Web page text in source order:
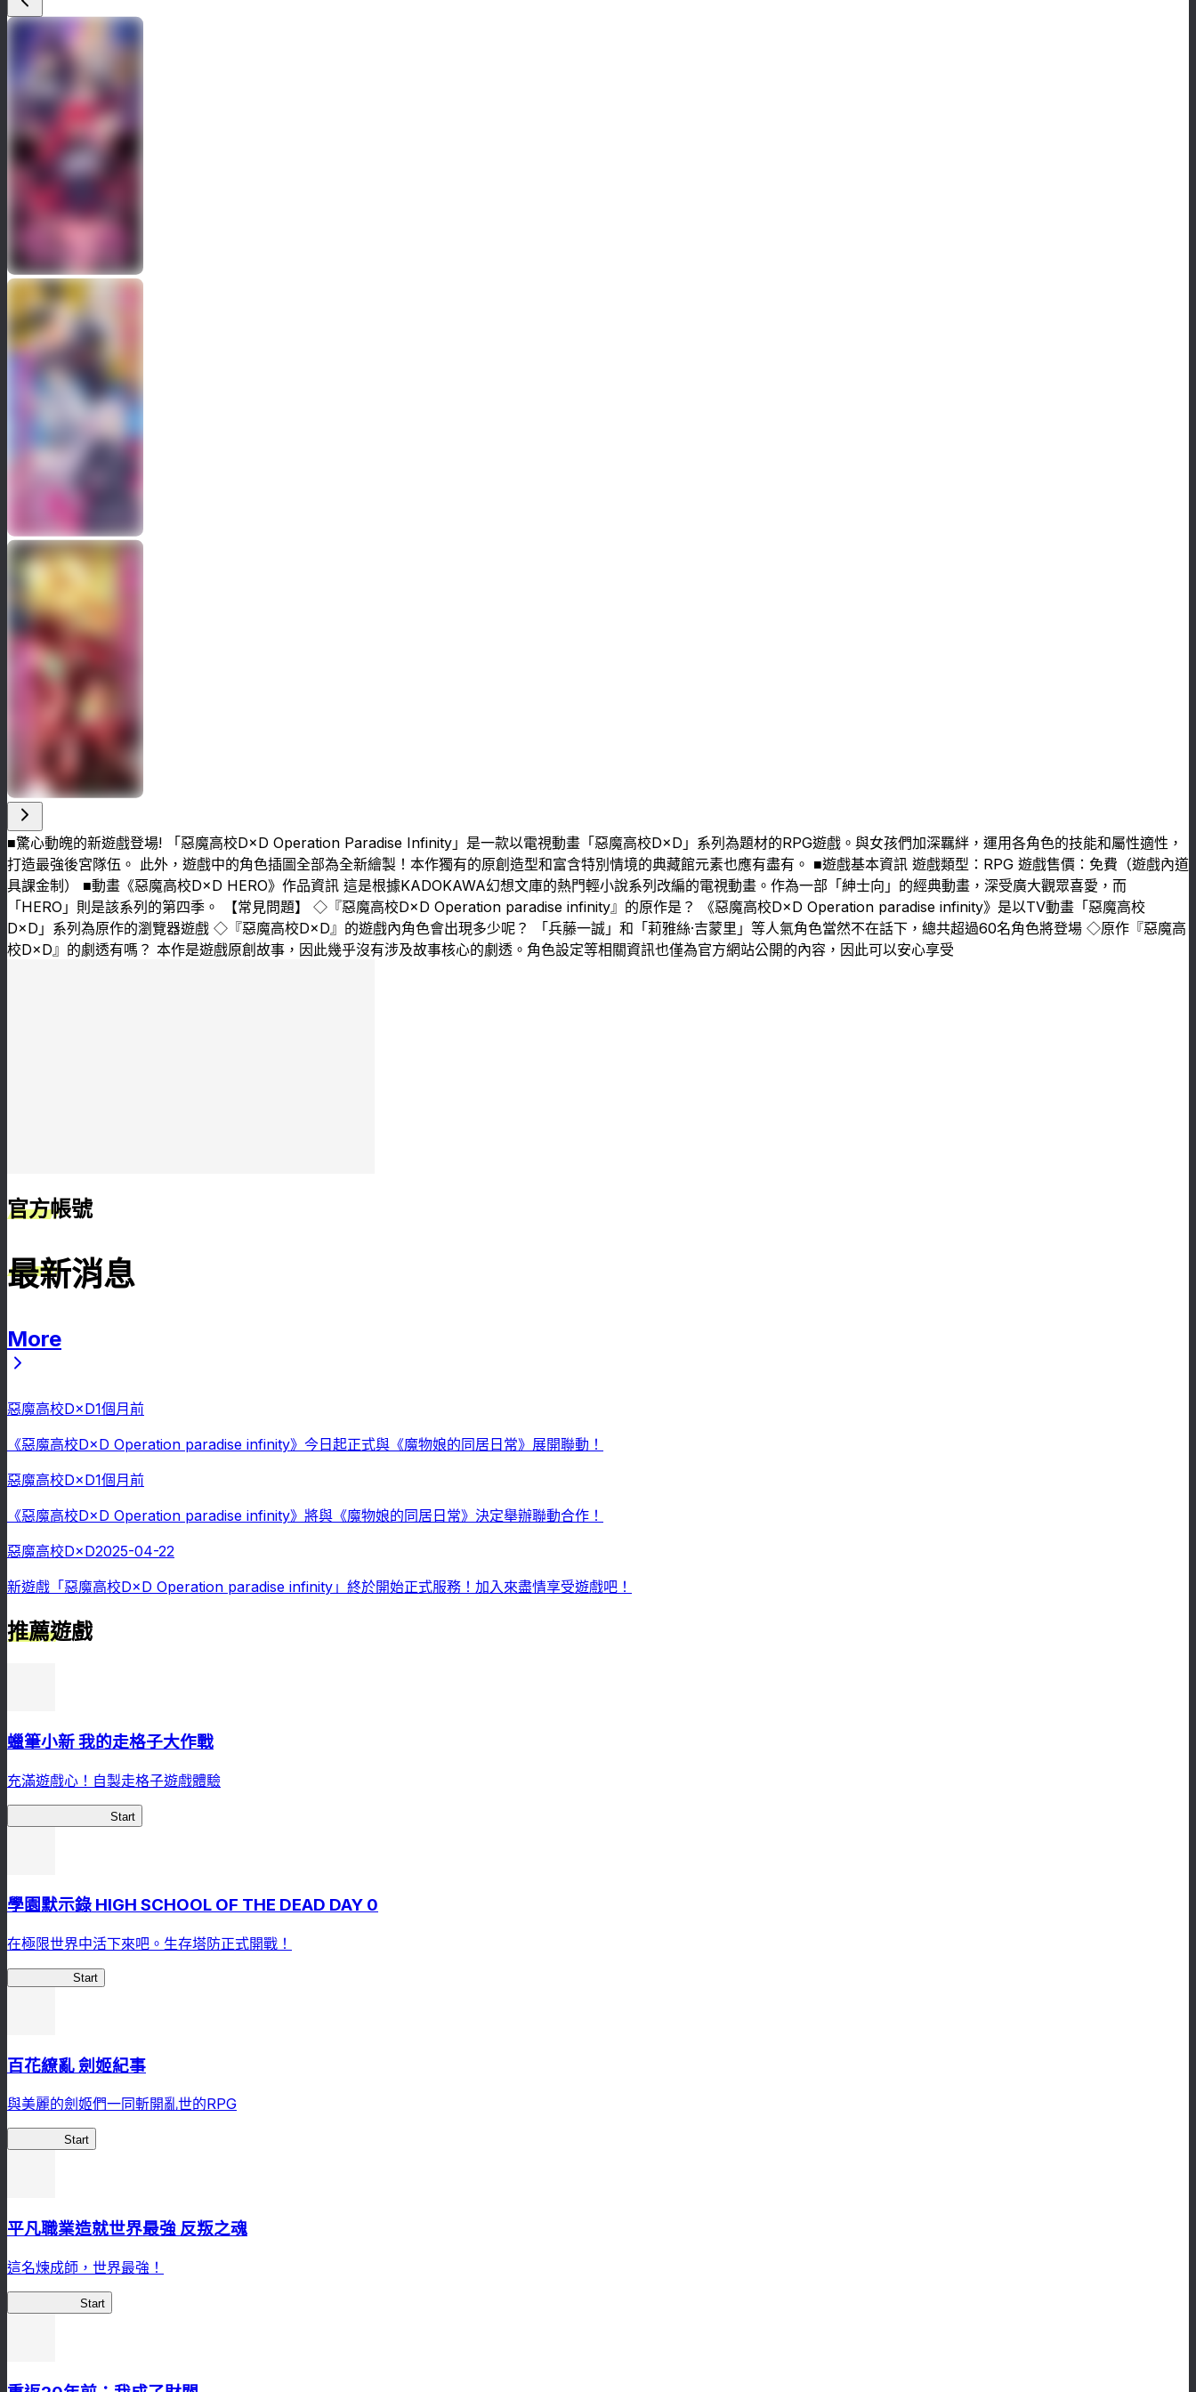
■驚心動魄的新遊戲登場! 「惡魔高校D×D Operation Paradise Infinity」是一款以電視動畫「惡魔高校D×D」系列為題材的RPG遊戲。與女孩們加深羈絆，運用各角色的技能和屬性適性，
打造最強後宮隊伍。 此外，遊戲中的角色插圖全部為全新繪製！本作獨有的原創造型和富含特別情境的典藏館元素也應有盡有。 ■遊戲基本資訊 遊戲類型：RPG 遊戲售價：免費（遊戲內道
具課金制） ■動畫《惡魔高校D×D HERO》作品資訊 這是根據KADOKAWA幻想文庫的熱門輕小說系列改編的電視動畫。作為一部「紳士向」的經典動畫，深受廣大觀眾喜愛，而
「HERO」則是該系列的第四季。 【常見問題】 ◇『惡魔高校D×D Operation paradise infinity』的原作是？ 《惡魔高校D×D Operation paradise infinity》是以TV動畫「惡魔高校
D×D」系列為原作的瀏覽器遊戲 ◇『惡魔高校D×D』的遊戲內角色會出現多少呢？ 「兵藤一誠」和「莉雅絲·吉蒙里」等人氣角色當然不在話下，總共超過60名角色將登場 ◇原作『惡魔高
校D×D』的劇透有嗎？ 本作是遊戲原創故事，因此幾乎沒有涉及故事核心的劇透。角色設定等相關資訊也僅為官方網站公開的內容，因此可以安心享受
官方帳號
最新消息
More
惡魔高校D×D1個月前
《惡魔高校D×D Operation paradise infinity》今日起正式與《魔物娘的同居日常》展開聯動！
惡魔高校D×D1個月前
《惡魔高校D×D Operation paradise infinity》將與《魔物娘的同居日常》決定舉辦聯動合作！
惡魔高校D×D2025-04-22
新遊戲「惡魔高校D×D Operation paradise infinity」終於開始正式服務！加入來盡情享受遊戲吧！
推薦遊戲
蠟筆小新 我的走格子大作戰
充滿遊戲心！自製走格子遊戲體驗
Start
學園默示錄 HIGH SCHOOL OF THE DEAD DAY 0
在極限世界中活下來吧。生存塔防正式開戰！
Start
百花繚亂 劍姬紀事
與美麗的劍姬們一同斬開亂世的RPG
Start
平凡職業造就世界最強 反叛之魂
這名煉成師，世界最強！
Start